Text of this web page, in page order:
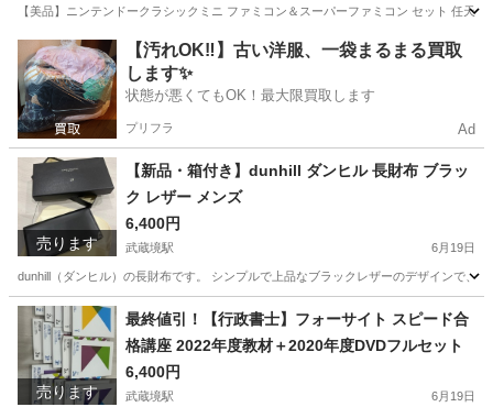
【美品】ニンテンドークラシックミニ ファミコン＆スーパーファミコン セット 任天
東京 武蔵野市 武蔵境駅 テレビゲーム ファミコン
【汚れOK‼️】古い洋服、一袋まるまる買取
します✨
状態が悪くてもOK！最大限買取します
プリフラ Ad
売ります
【新品・箱付き】dunhill ダンヒル 長財布 ブラッ
ク レザー メンズ
6,400円
武蔵境駅 6月19日
dunhill（ダンヒル）の長財布です。 シンプルで上品なブラックレザーのデザインで、
東京 武蔵野市 武蔵境駅 小物 dunhill
売ります
最終値引！【行政書士】フォーサイト スピード合
格講座 2022年度教材＋2020年度DVDフルセット
6,400円
武蔵境駅 6月19日